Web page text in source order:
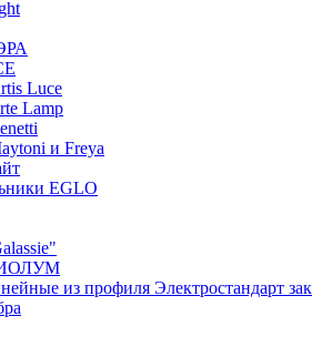
Luce
Lamp
и Freya
EGLO
из профиля Электростандарт